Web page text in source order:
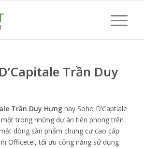
Trần Duy
Trần Duy Hưnghay Soho D’Captiale
trong những dự án tiên phong trên
dòng sản phẩm chung cư cao cấp
Officetel, tối ưu công năng sử dụng